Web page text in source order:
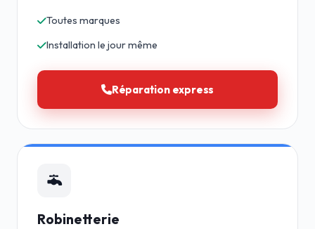
Toutes marques
Installation le jour même
Réparation express
Robinetterie